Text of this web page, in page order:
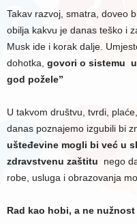
Takav razvoj, smatra, doveo
obilja kakvu je danas teško i
Musk ide i korak dalje.
dohotka, govori o sistemu
god požele”
U takvom društvu, tvrdi,
danas poznajemo izgubili bi
ušteđevine mogli bi već u
zdravstvenu zaštitu
nego
robe, usluga i obrazovanja
Rad kao hobi, a ne nužnost